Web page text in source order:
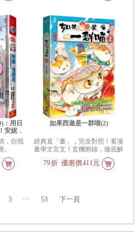
：用日
安妮．
，喚醒
難字注
，但我
。
如果西遊是一群喵(2)
經典直「畫」，完全對照！看漫
畫學文言文！玄機附錄，徹底解
密！深挖西遊記中的寶藏細節！
79折 優惠價411元
3 ··· 53 下一頁